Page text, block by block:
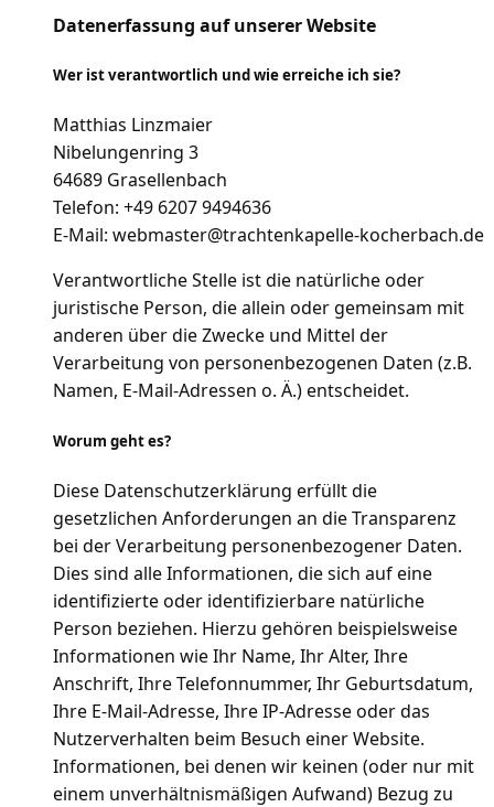
Datenerfassung auf unserer Website
Wer ist verantwortlich und wie erreiche ich sie?
Matthias Linzmaier
Nibelungenring 3
64689 Grasellenbach
Telefon: +49 6207 9494636
E-Mail: webmaster@trachtenkapelle-kocherbach.de
Verantwortliche Stelle ist die natürliche oder
juristische Person, die allein oder gemeinsam mit
anderen über die Zwecke und Mittel der
Verarbeitung von personenbezogenen Daten (z.B.
Namen, E-Mail-Adressen o. Ä.) entscheidet.
Worum geht es?
Diese Datenschutzerklärung erfüllt die
gesetzlichen Anforderungen an die Transparenz
bei der Verarbeitung personenbezogener Daten.
Dies sind alle Informationen, die sich auf eine
identifizierte oder identifizierbare natürliche
Person beziehen. Hierzu gehören beispielsweise
Informationen wie Ihr Name, Ihr Alter, Ihre
Anschrift, Ihre Telefonnummer, Ihr Geburtsdatum,
Ihre E-Mail-Adresse, Ihre IP-Adresse oder das
Nutzerverhalten beim Besuch einer Website.
Informationen, bei denen wir keinen (oder nur mit
einem unverhältnismäßigen Aufwand) Bezug zu